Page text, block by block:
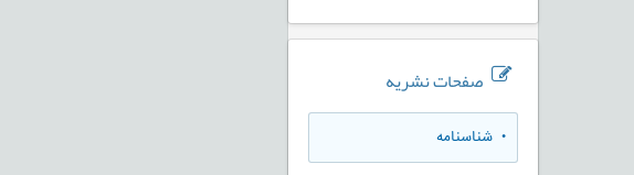
صفحات نشریه
• شناسنامه